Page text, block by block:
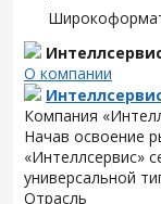
О компании
Компания
Начав освоение
«Интеллсервис»
универсальной
Отрасль